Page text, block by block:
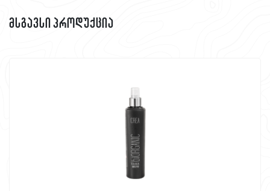
მსგავსი პროდუქცია